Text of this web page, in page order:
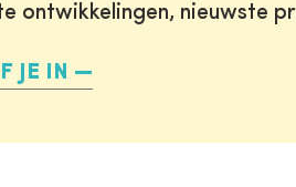
ontwikkelingen, nieuwste
JE IN